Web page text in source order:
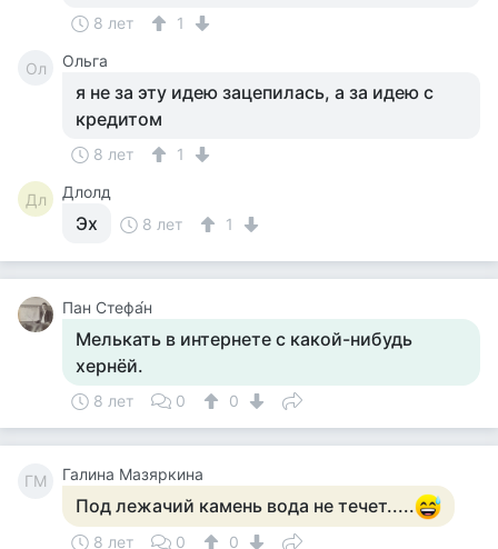
8 лет 1
Ол Ольга
я не за эту идею зацепилась, а за идею с
кредитом
8 лет 1
Дл Длолд
Эх 8 лет 1
Пан Стефа́н
Мелькать в интернете с какой-нибудь
хернёй.
8 лет 0 0
ГМ Галина Мазяркина
Под лежачий камень вода не течет.....
8 лет 0 0